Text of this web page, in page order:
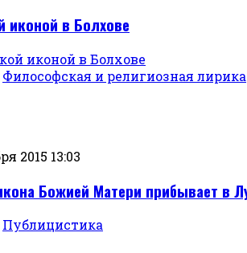
иконой в Болхове
Философская и религиозная лирика
2015 13:03
Божией Матери прибывает в
Публицистика